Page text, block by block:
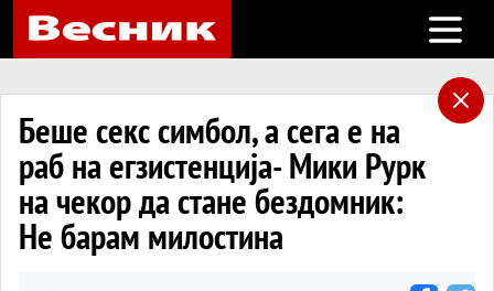
Open
Беше секс симбол, а сега е на
раб на егзистенција- Мики Рурк
на чекор да стане бездомник:
Не барам милостина